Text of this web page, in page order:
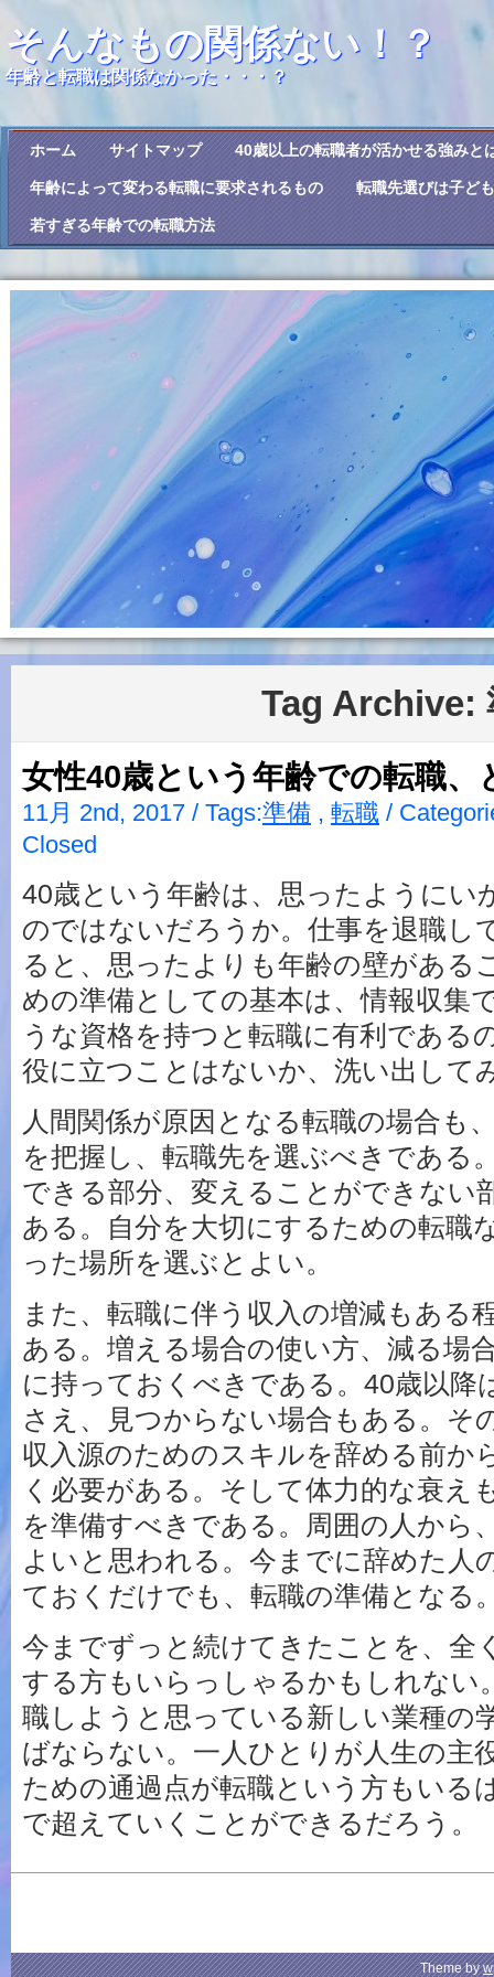
そんなもの関係ない！？
年齢と転職は関係なかった・・・？
ホーム サイトマップ 40歳以上の転職者が活かせる強みと
年齢によって変わる転職に要求されるもの 転職先選びは子ど
若すぎる年齢での転職方法
Tag Archive:
女性40歳という年齢での転職、
11月 2nd, 2017 / Tags:準備 , 転職 /
Closed
40歳という年齢は、思ったようにい
のではないだろうか。仕事を退職し
ると、思ったよりも年齢の壁がある
めの準備としての基本は、情報収集
うな資格を持つと転職に有利である
役に立つことはないか、洗い出して
人間関係が原因となる転職の場合も
を把握し、転職先を選ぶべきである
できる部分、変えることができない
ある。自分を大切にするための転職
った場所を選ぶとよい。
また、転職に伴う収入の増減もある
ある。増える場合の使い方、減る場
に持っておくべきである。40歳以降
さえ、見つからない場合もある。そ
収入源のためのスキルを辞める前か
く必要がある。そして体力的な衰え
を準備すべきである。周囲の人から
よいと思われる。今までに辞めた人
ておくだけでも、転職の準備となる
今までずっと続けてきたことを、全
する方もいらっしゃるかもしれない
職しようと思っている新しい業種の
ばならない。一人ひとりが人生の主
ための通過点が転職という方もいる
で超えていくことができるだろう。
Theme by